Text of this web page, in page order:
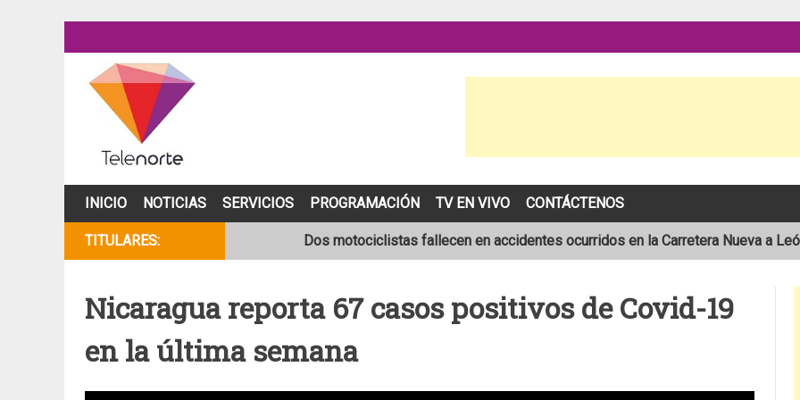
to
content
INICIO NOTICIAS SERVICIOS PROGRAMACIÓN TV EN VIVO CONTÁCTENOS
TITULARES: Dos motociclistas fallecen en accidentes ocurridos en la Carretera Nueva a
NOAA mantiene pronóstico de una temporada de huracanes por debajo de lo
Nicaragua reporta 67 casos positivos de Covid-19
en la última semana